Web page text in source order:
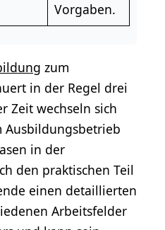
Vorgaben.
zum
in der Regel drei
Zeit wechseln sich
Ausbildungsbetrieb
in der
den praktischen Teil
einen detaillierten
Arbeitsfelder